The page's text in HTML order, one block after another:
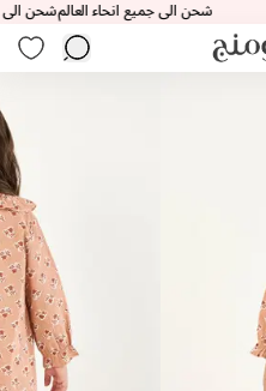
شحن الى جميع انحاء العالمشحن الى جميع